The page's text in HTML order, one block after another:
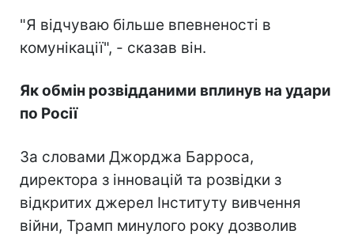
"Я відчуваю більше впевненості в
комунікації", - сказав він.
Як обмін розвідданими вплинув на удари
по Росії
За словами Джорджа Барроса,
директора з інновацій та розвідки з
відкритих джерел Інституту вивчення
війни, Трамп минулого року дозволив